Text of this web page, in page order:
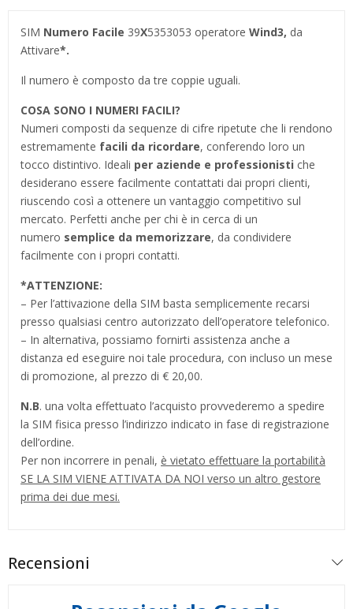
SIM Numero Facile 39X5353053 operatore Wind3, da
Attivare*.
Il numero è composto da tre coppie uguali.
COSA SONO I NUMERI FACILI?
Numeri composti da sequenze di cifre ripetute che li rendono
estremamente facili da ricordare, conferendo loro un
tocco distintivo. Ideali per aziende e professionisti che
desiderano essere facilmente contattati dai propri clienti,
riuscendo così a ottenere un vantaggio competitivo sul
mercato. Perfetti anche per chi è in cerca di un
numero semplice da memorizzare, da condividere
facilmente con i propri contatti.
*ATTENZIONE:
– Per l’attivazione della SIM basta semplicemente recarsi
presso qualsiasi centro autorizzato dell’operatore telefonico.
– In alternativa, possiamo fornirti assistenza anche a
distanza ed eseguire noi tale procedura, con incluso un mese
di promozione, al prezzo di € 20,00.
N.B. una volta effettuato l’acquisto provvederemo a spedire
la SIM fisica presso l’indirizzo indicato in fase di registrazione
dell’ordine.
Per non incorrere in penali, è vietato effettuare la portabilità
SE LA SIM VIENE ATTIVATA DA NOI verso un altro gestore
prima dei due mesi.
Recensioni